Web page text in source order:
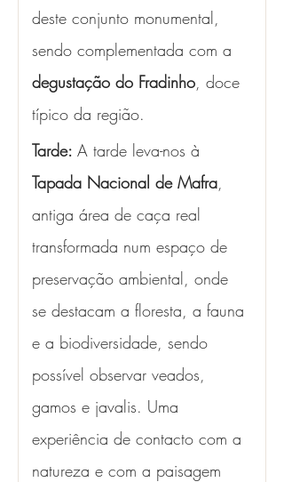
deste conjunto monumental,
sendo complementada com a
degustação do Fradinho, doce
típico da região.
Tarde: A tarde leva-nos à
Tapada Nacional de Mafra,
antiga área de caça real
transformada num espaço de
preservação ambiental, onde
se destacam a floresta, a fauna
e a biodiversidade, sendo
possível observar veados,
gamos e javalis. Uma
experiência de contacto com a
natureza e com a paisagem